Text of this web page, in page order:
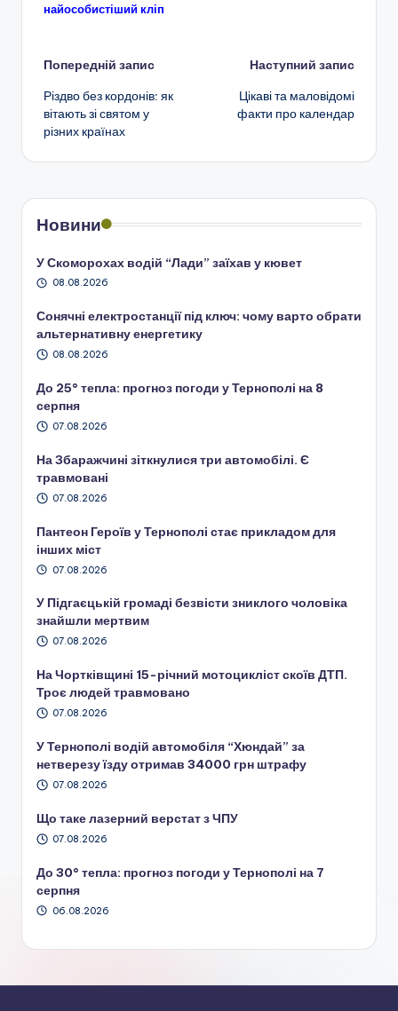
найособистіший кліп
Навігація
по
запису
Попередній запис
Різдво без кордонів: як
вітають зі святом у
різних країнах
Наступний запис
Цікаві та маловідомі
факти про календар
Новини
У Скоморохах водій “Лади” заїхав у кювет
08.08.2026
Сонячні електростанції під ключ: чому варто обрати
альтернативну енергетику
08.08.2026
До 25° тепла: прогноз погоди у Тернополі на 8
серпня
07.08.2026
На Збаражчині зіткнулися три автомобілі. Є
травмовані
07.08.2026
Пантеон Героїв у Тернополі стає прикладом для
інших міст
07.08.2026
У Підгаєцькій громаді безвісти зниклого чоловіка
знайшли мертвим
07.08.2026
На Чортківщині 15-річний мотоцикліст скоїв ДТП.
Троє людей травмовано
07.08.2026
У Тернополі водій автомобіля “Хюндай” за
нетверезу їзду отримав 34000 грн штрафу
07.08.2026
Що таке лазерний верстат з ЧПУ
07.08.2026
До 30° тепла: прогноз погоди у Тернополі на 7
серпня
06.08.2026